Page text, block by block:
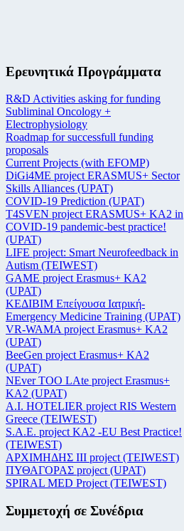
Ερευνητικά Προγράμματα
R&D Activities asking for funding
Subliminal Oncology +
Electrophysiology
Roadmap for successfull funding
proposals
Current Projects (with EFOMP)
DiGi4ME project ERASMUS+ Sector
Skills Alliances (UPAT)
COVID-19 Prediction (UPAT)
T4SVEN project ERASMUS+ KA2 in
COVID-19 pandemic-best practice!
(UPAT)
LIFE project: Smart Neurofeedback in
Autism (TEIWEST)
GAME project Erasmus+ KA2
(UPAT)
ΚΕΔΙΒΙΜ Επείγουσα Ιατρική-
Emergency Medicine Training (UPAT)
VR-WAMA project Erasmus+ KA2
(UPAT)
BeeGen project Erasmus+ KA2
(UPAT)
NEver TOO LAte project Erasmus+
KA2 (UPAT)
Α.Ι. HOTELIER project RIS Western
Greece (TEIWEST)
S.A.E. project KA2 -EU Best Practice!
(TEIWEST)
ΑΡΧΙΜΗΔΗΣ ΙΙΙ project (TEIWEST)
ΠΥΘΑΓΟΡΑΣ project (UPAT)
SPIRAL MED Project (TEIWEST)
Συμμετοχή σε Συνέδρια